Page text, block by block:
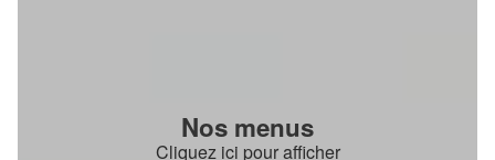
Nos menus
Cliquez ici pour afficher